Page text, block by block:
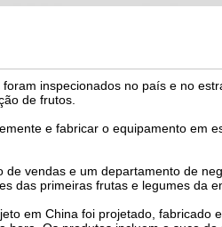
inspecionados no país e no
de frutos.
e fabricar o equipamento em
vendas e um departamento de
das primeiras frutas e legumes da
em China foi projetado, fabricado